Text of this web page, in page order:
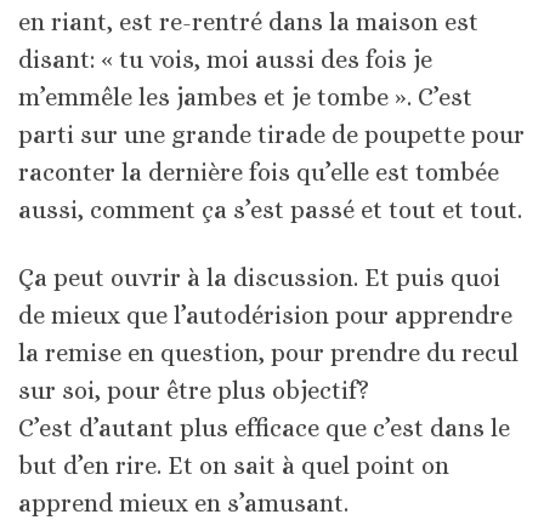
en riant, est re-rentré dans la maison est
disant: « tu vois, moi aussi des fois je
m’emmêle les jambes et je tombe ». C’est
parti sur une grande tirade de poupette pour
raconter la dernière fois qu’elle est tombée
aussi, comment ça s’est passé et tout et tout.
Ça peut ouvrir à la discussion. Et puis quoi
de mieux que l’autodérision pour apprendre
la remise en question, pour prendre du recul
sur soi, pour être plus objectif?
C’est d’autant plus efficace que c’est dans le
but d’en rire. Et on sait à quel point on
apprend mieux en s’amusant.